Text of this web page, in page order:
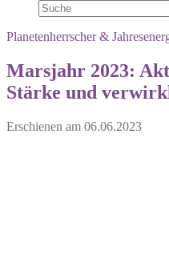
Planetenherrscher &
Marsjahr 2023:
Stärke und
Erschienen am 06.06.2023